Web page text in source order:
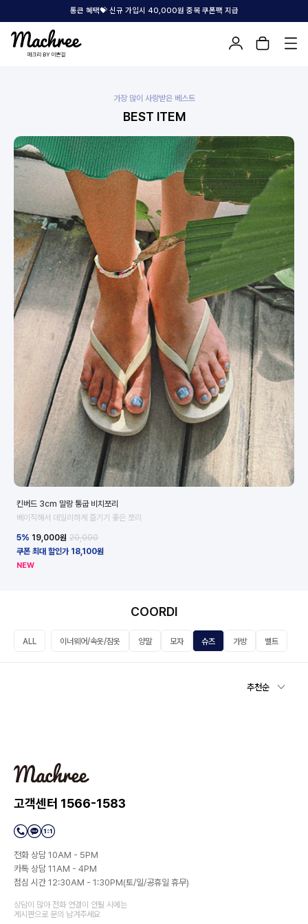
통큰 혜택💝 신규 가입시 40,000원 중복 쿠폰팩 지급
가장 많이 사랑받은 베스트
BEST ITEM
킨버드 3cm 말랑 통굽 비치쪼리
베이직해서 데일리하게 즐기기 좋은 쪼리
5% 19,000원 20,000
쿠폰 최대 할인가 18,100원
NEW
COORDI
ALL 이너웨어/속옷/잠옷 양말 모자 슈즈 가방 벨트
추천순
고객센터 1566-1583
전화 상담 10AM - 5PM
카톡 상담 11AM - 4PM
점심 시간 12:30AM - 1:30PM(토/일/공휴일 휴무)
상담이 많아 전화 연결이 안될 시에는
게시판으로 문의 남겨주세요